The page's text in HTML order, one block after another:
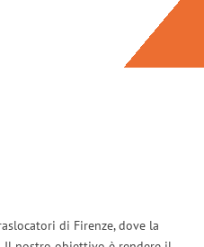
di Firenze, dove la